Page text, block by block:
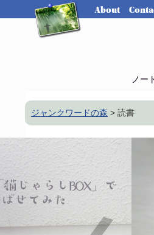
About
ノー
ジャンクワードの森 > 読書